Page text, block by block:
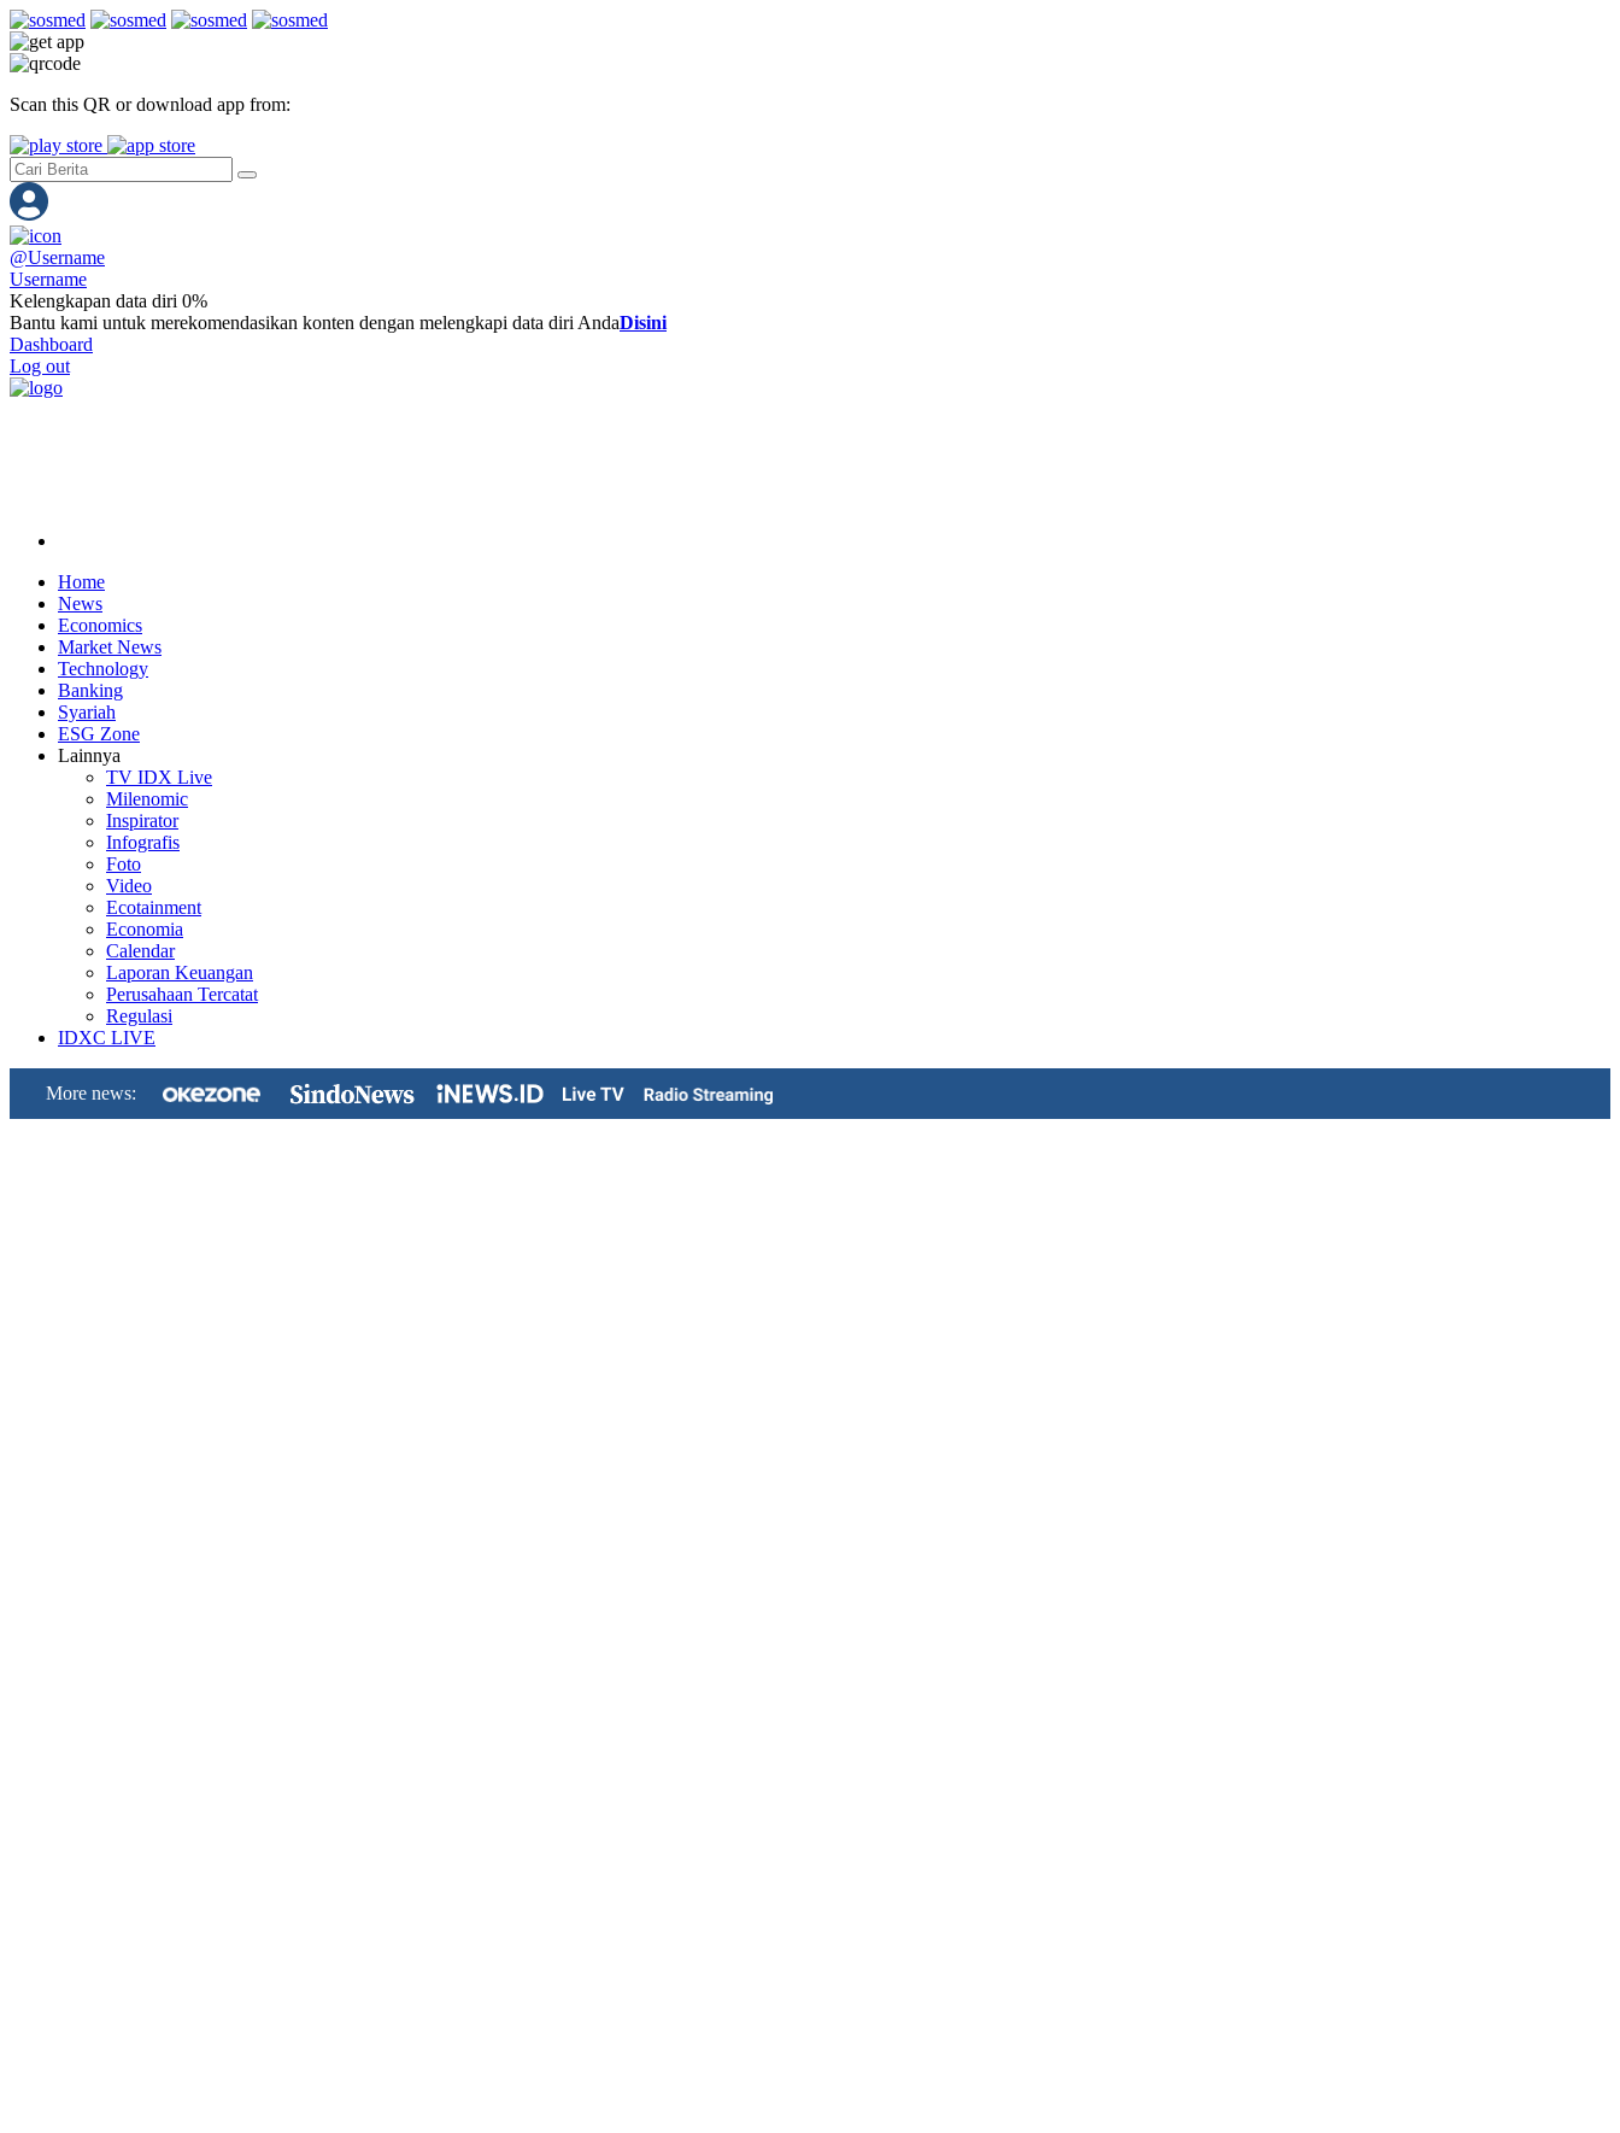
Scan this QR or download app from:
@Username
Username
Kelengkapan data diri 0%
Bantu kami untuk merekomendasikan konten dengan melengkapi data diri AndaDisini
Dashboard
Log out
Home
News
Economics
Market News
Technology
Banking
Syariah
ESG Zone
Lainnya
TV IDX Live
Milenomic
Inspirator
Infografis
Foto
Video
Ecotainment
Economia
Calendar
Laporan Keuangan
Perusahaan Tercatat
Regulasi
IDXC LIVE
More news: